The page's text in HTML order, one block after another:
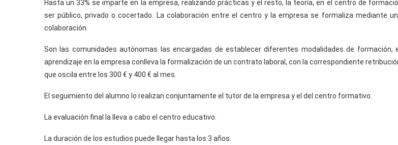
Hasta un 33% se imparte en la empresa, realizando prácticas y el resto, la teoría, en el centro de
ser público, privado o cocertado. La colaboración entre el centro y la empresa se formaliza mediante
colaboración.
Son las comunidades autónomas las encargadas de establecer diferentes modalidades de formación,
aprendizaje en la empresa conlleva la formalización de un contrato laboral, con la correspondiente
que oscila entre los 300 € y 400 € al mes.
El seguimiento del alumno lo realizan conjuntamente el tutor de la empresa y el del centro formativo.
La evaluación final la lleva a cabo el centro educativo.
La duración de los estudios puede llegar hasta los 3 años.